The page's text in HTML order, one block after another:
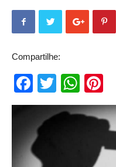
Compartilhe:
Facebook
Twitter